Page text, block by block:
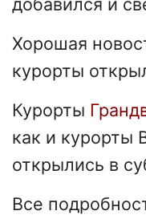
Хорошая
курорты
Курорты
как и курорты
открылись в
Все